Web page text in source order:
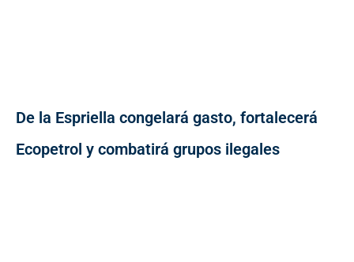
De la Espriella congelará gasto, fortalecerá
Ecopetrol y combatirá grupos ilegales